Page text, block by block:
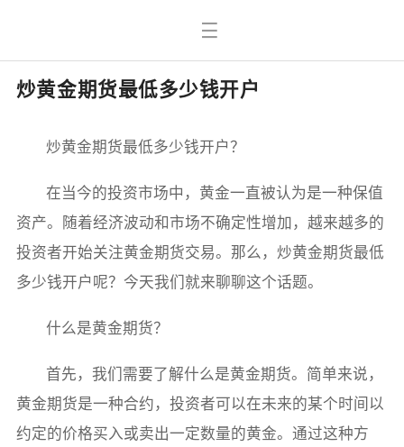
炒黄金期货最低多少钱开户
炒黄金期货最低多少钱开户？
在当今的投资市场中，黄金一直被认为是一种保值
资产。随着经济波动和市场不确定性增加，越来越多的
投资者开始关注黄金期货交易。那么，炒黄金期货最低
多少钱开户呢？今天我们就来聊聊这个话题。
什么是黄金期货？
首先，我们需要了解什么是黄金期货。简单来说，
黄金期货是一种合约，投资者可以在未来的某个时间以
约定的价格买入或卖出一定数量的黄金。通过这种方